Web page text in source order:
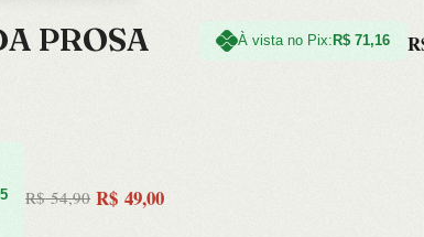
PROSA
R$54,90 R$ 49,00
DISPENDIO
À vista no Pix: R$ 71,16